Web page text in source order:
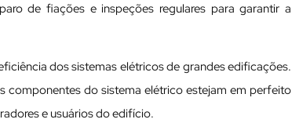
de fiações e inspeções regulares para garantir a
dos sistemas elétricos de grandes edificações.
componentes do sistema elétrico estejam em perfeito
e usuários do edifício.